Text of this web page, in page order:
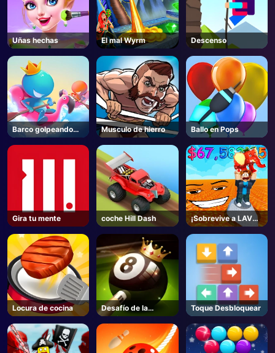
Uñas hechas El mal Wyrm Descenso
Barco golpeando
fuera
Musculo de hierro Ballo en Pops
Gira tu mente coche Hill Dash
¡Sobrevive a LAVA
para Brainrots! -
Roblox
Locura de cocina
Desafío de la
piscina de 8 bolas
Toque Desbloquear